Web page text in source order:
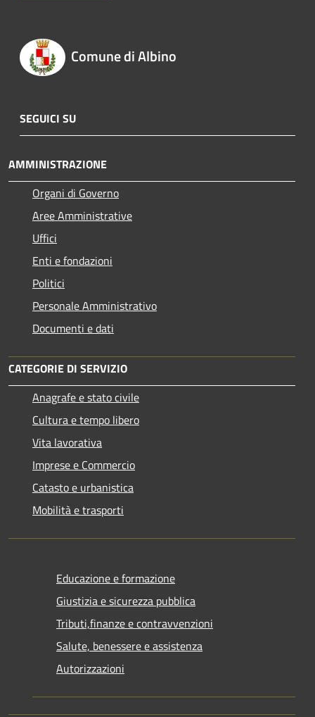
Comune di Albino
SEGUICI SU
AMMINISTRAZIONE
Organi di Governo
Aree Amministrative
Uffici
Enti e fondazioni
Politici
Personale Amministrativo
Documenti e dati
CATEGORIE DI SERVIZIO
Anagrafe e stato civile
Cultura e tempo libero
Vita lavorativa
Imprese e Commercio
Catasto e urbanistica
Mobilità e trasporti
Educazione e formazione
Giustizia e sicurezza pubblica
Tributi,finanze e contravvenzioni
Salute, benessere e assistenza
Autorizzazioni